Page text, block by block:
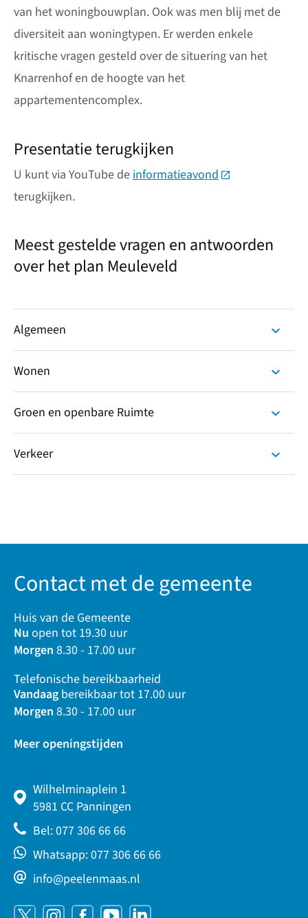
van het woningbouwplan. Ook was men blij met de
diversiteit aan woningtypen. Er werden enkele
kritische vragen gesteld over de situering van het
Knarrenhof en de hoogte van het
appartementencomplex.
Presentatie terugkijken
U kunt via YouTube de informatieavond (Deze link gaat
terugkijken.
Meest gestelde vragen en antwoorden
over het plan Meuleveld
Algemeen
Wonen
Groen en openbare Ruimte
Verkeer
Contact met de gemeente
Huis van de Gemeente
Nu open tot 19.30 uur
Morgen 8.30 - 17.00 uur
Telefonische bereikbaarheid
Vandaag bereikbaar tot 17.00 uur
Morgen 8.30 - 17.00 uur
Meer openingstijden
Wilhelminaplein 1
5981 CC Panningen
Bel: 077 306 66 66
Whatsapp: 077 306 66 66
info@peelenmaas.nl